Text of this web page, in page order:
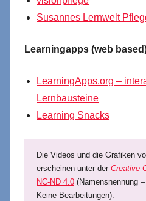
Susannes Lernwelt
Learningapps (web
LearningApps.org –
Lernbausteine
Learning Snacks
Die Videos und die Grafiken
erscheinen unter der Creative
NC-ND 4.0 (Namensnennung
Keine Bearbeitungen).